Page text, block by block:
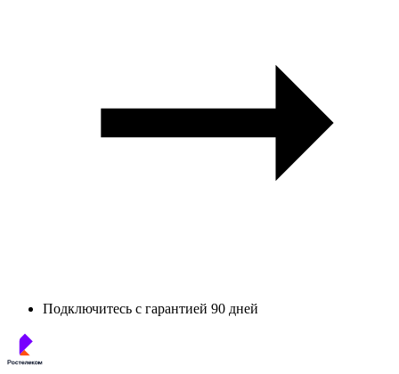
Подключитесь с гарантией 90 дней